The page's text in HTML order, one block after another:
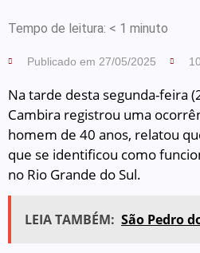
Tempo de leitura: < 1 minuto
Publicado em 27/05/2025
Na tarde desta segunda-feira
Cambira registrou uma
homem de 40 anos, relatou
que se identificou como
no Rio Grande do Sul.
LEIA TAMBÉM: São Pedro